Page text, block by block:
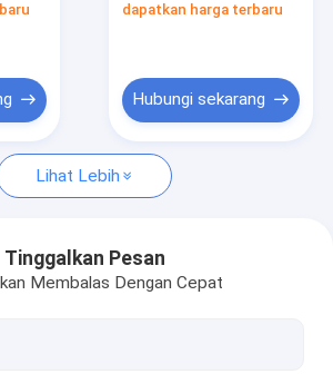
Busana
bantal outdoor
dapatkan harga terbaru
Hubungi sekarang
Lihat Lebih
Tinggalkan Pesan
Membalas Dengan Cepat